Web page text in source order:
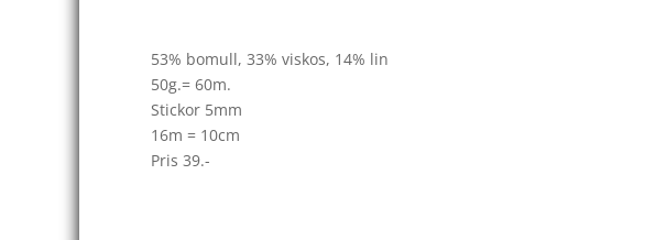
53% bomull, 33% viskos, 14% lin
50g.= 60m.
Stickor 5mm
16m = 10cm
Pris 39.-